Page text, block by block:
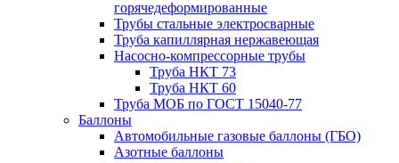
горячедеформированные
Трубы стальные электросварные
Труба капиллярная нержавеющая
Насосно-компрессорные трубы
Труба НКТ 73
Труба НКТ 60
Труба МОБ по ГОСТ 15040-77
Баллоны
Автомобильные газовые баллоны (ГБО)
Азотные баллоны